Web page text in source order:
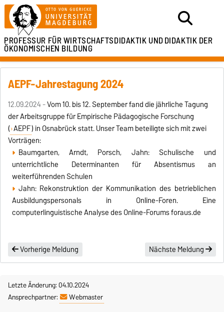
PROFESSUR FÜRWIRTSCHAFTSDIDAKTIK UNDDIDAKTIK DER
ÖKONOMISCHEN BILDUNG
AEPF-Jahrestagung 2024
12.09.2024 -Vom 10. bis 12. September fand die jährliche Tagung
der Arbeitsgruppe für Empirische Pädagogische Forschung
( AEPF) in Osnabrück statt. Unser Team beteiligte sich mit zwei
Vorträgen:
Baumgarten, Arndt, Porsch, Jahn: Schulische und
unterrichtliche Determinanten für Absentismus an
weiterführenden Schulen
Jahn: Rekonstruktion der Kommunikation des betrieblichen
Ausbildungspersonals in Online-Foren. Eine
computerlinguistische Analyse des Online-Forums foraus.de
Vorherige Meldung Nächste Meldung
Letzte Änderung: 04.10.2024
Ansprechpartner:
Webmaster